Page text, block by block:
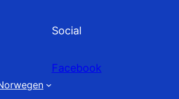
Social
Facebook